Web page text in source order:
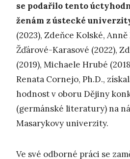
se podařilo tento
ženám z ústecké
(2023), Zdeňce Kolské,
Žďárové-Karasové (2022),
(2019), Michaele Hrubé
Renata Cornejo, Ph.D.,
hodnost v oboru Dějiny
(germánské literatury) na
Masarykovy univerzity.
Ve své odborné práci se